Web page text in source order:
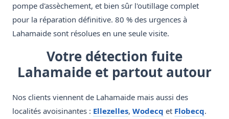
pompe d'assèchement, et bien sûr l'outillage complet
pour la réparation définitive. 80 % des urgences à
Lahamaide sont résolues en une seule visite.
Votre détection fuite
Lahamaide et partout autour
Nos clients viennent de Lahamaide mais aussi des
localités avoisinantes : Ellezelles, Wodecq et Flobecq.